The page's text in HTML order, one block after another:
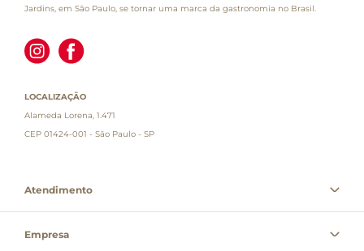
Jardins, em São Paulo, se tornar uma marca da gastronomia no Brasil.
LOCALIZAÇÃO
Alameda Lorena, 1.471
CEP 01424-001 - São Paulo - SP
Atendimento
Empresa